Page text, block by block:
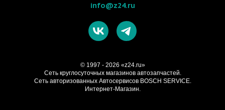
info@z24.ru
© 1997 - 2026 «z24.ru»
Cеть круглосуточных магазинов автозапчастей.
Сеть авторизованных Автосервисов BOSCH SERVICE.
Интернет-Магазин.